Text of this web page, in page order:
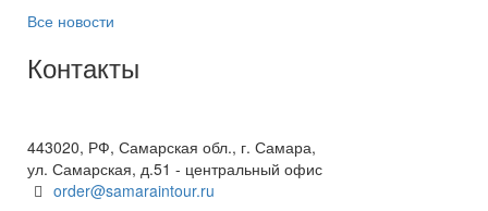
Все новости
Контакты
443020, РФ, Самарская обл., г. Самара,
ул. Самарская, д.51 - центральный офис
order@samaraintour.ru